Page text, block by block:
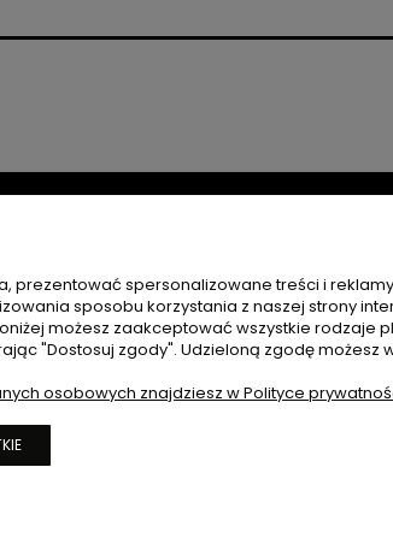
POMOC
spersonalizowane treści i
sposobu korzystania z naszej strony
możesz zaakceptować wszystkie rodzaje
"Dostosuj zgody". Udzieloną zgodę
osobowych znajdziesz w Polityce